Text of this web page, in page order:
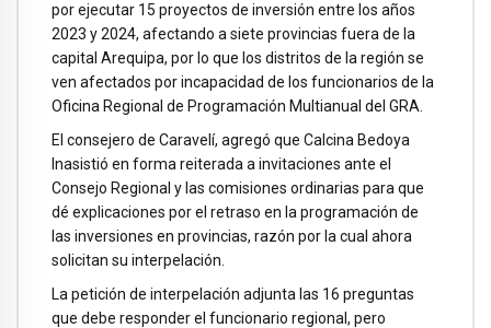
por ejecutar 15 proyectos de inversión entre los años
2023 y 2024, afectando a siete provincias fuera de la
capital Arequipa, por lo que los distritos de la región se
ven afectados por incapacidad de los funcionarios de la
Oficina Regional de Programación Multianual del GRA.
El consejero de Caravelí, agregó que Calcina Bedoya
Inasistió en forma reiterada a invitaciones ante el
Consejo Regional y las comisiones ordinarias para que
dé explicaciones por el retraso en la programación de
las inversiones en provincias, razón por la cual ahora
solicitan su interpelación.
La petición de interpelación adjunta las 16 preguntas
que debe responder el funcionario regional, pero